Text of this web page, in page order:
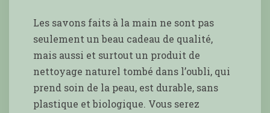
Les savons faits à la main ne sont pas
seulement un beau cadeau de qualité,
mais aussi et surtout un produit de
nettoyage naturel tombé dans l’oubli, qui
prend soin de la peau, est durable, sans
plastique et biologique. Vous serez